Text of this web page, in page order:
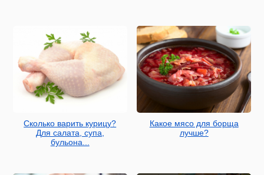
Сколько варить курицу?
Для салата, супа,
бульона...
Какое мясо для борща
лучше?